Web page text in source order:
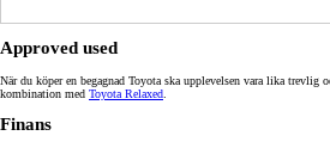
Approved used
När du köper en begagnad Toyota ska upplevelsen vara lika trevlig
kombination med Toyota Relaxed
Finans